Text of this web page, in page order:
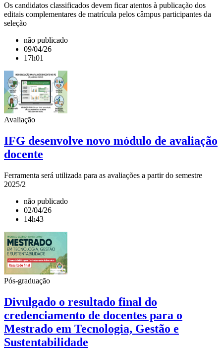
Os candidatos classificados devem ficar atentos à publicação dos
editais complementares de matrícula pelos câmpus participantes da
seleção
não publicado
09/04/26
17h01
Avaliação
IFG desenvolve novo módulo de avaliação
docente
Ferramenta será utilizada para as avaliações a partir do semestre
2025/2
não publicado
02/04/26
14h43
Pós-graduação
Divulgado o resultado final do
credenciamento de docentes para o
Mestrado em Tecnologia, Gestão e
Sustentabilidade